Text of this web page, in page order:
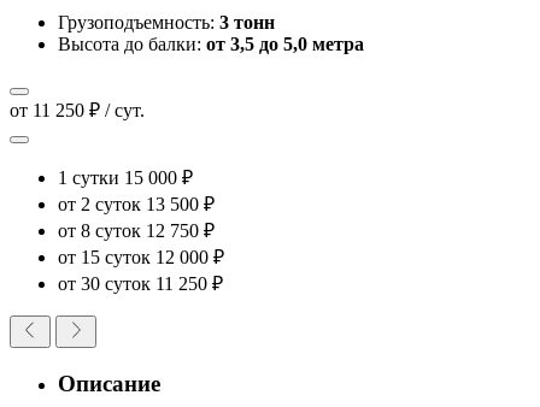
Грузоподъемность: 3 тонн
Высота до балки: от 3,5 до 5,0 метра
от 11 250 ₽ / сут.
1 сутки 15 000 ₽
от 2 суток 13 500 ₽
от 8 суток 12 750 ₽
от 15 суток 12 000 ₽
от 30 суток 11 250 ₽
Описание